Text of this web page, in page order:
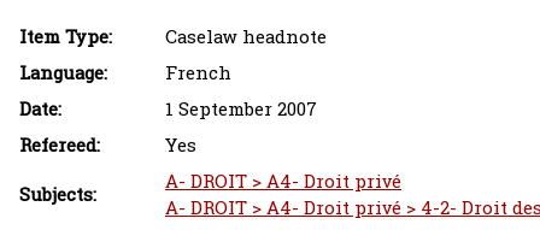
Item Type:
Caselaw headnote
Language:
French
Date:
1 September 2007
Refereed:
Yes
Subjects:
A- DROIT > A4- Droit privé
A- DROIT > A4- Droit privé > 4-2- Droit